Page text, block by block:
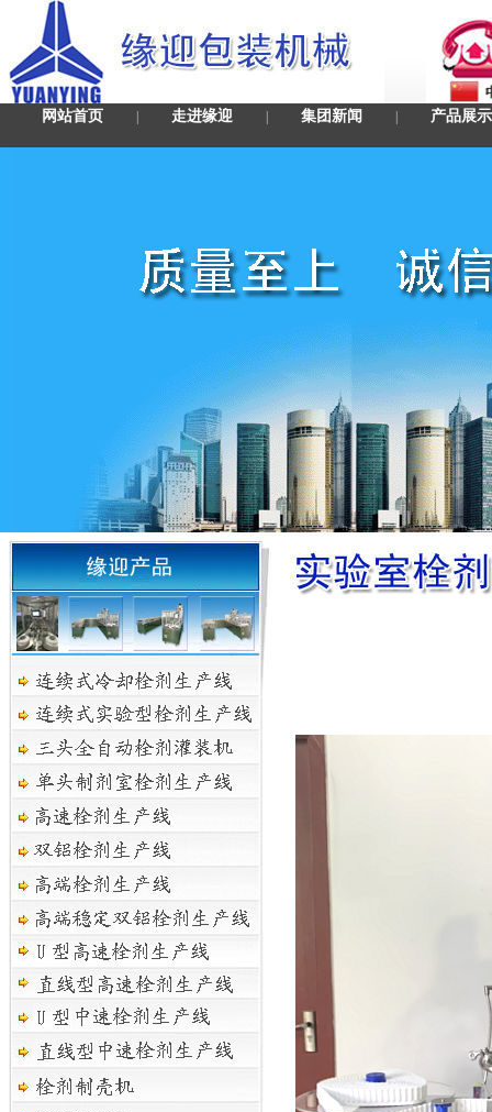
网站首页 走进缘迎 集团新闻 产品展示